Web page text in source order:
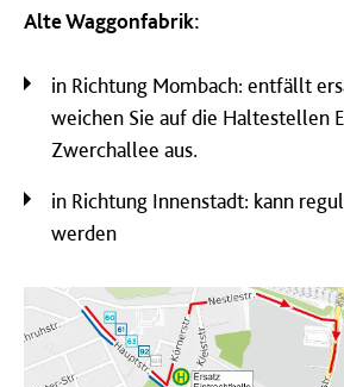
Alte Waggonfabrik:
in Richtung Mombach: entfällt
weichen Sie auf die Haltestellen
Zwerchallee aus.
in Richtung Innenstadt: kann
werden